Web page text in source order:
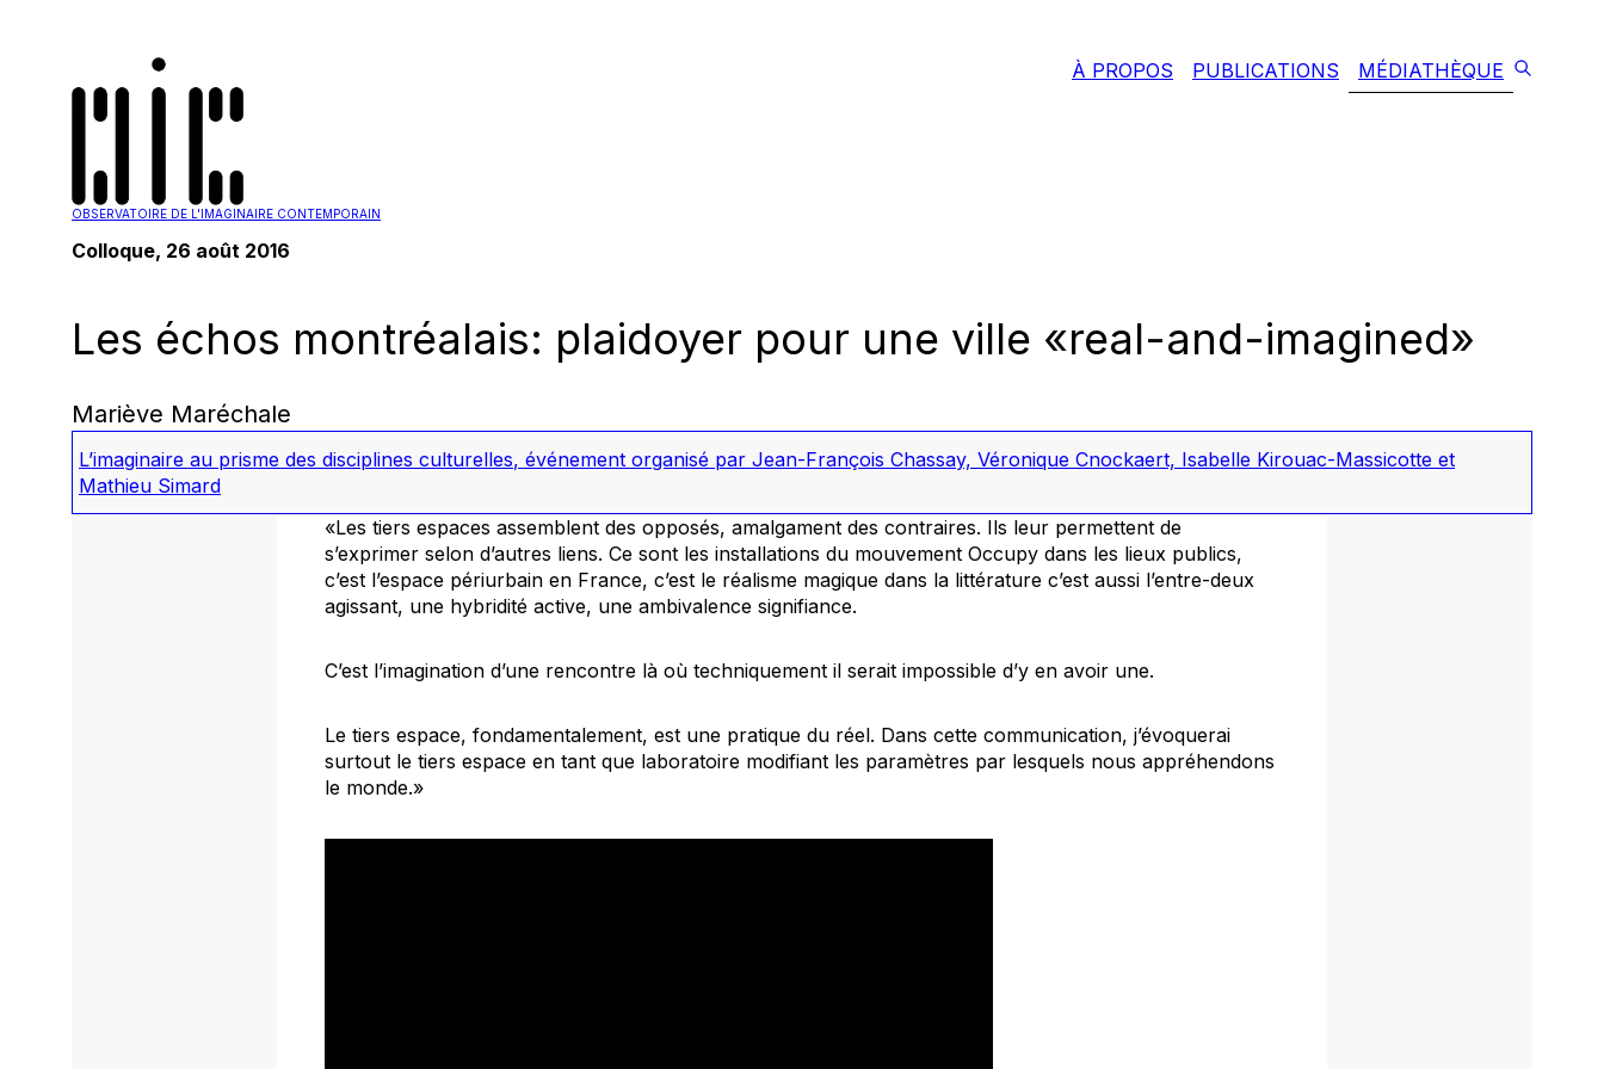
OBSERVATOIRE DE L'IMAGINAIRE CONTEMPORAIN
À PROPOS PUBLICATIONS MÉDIATHÈQUE
Colloque, 26 août 2016
Les échos montréalais: plaidoyer pour une ville «real-and-imagined»
Mariève Maréchale
L’imaginaire au prisme des disciplines culturelles, événement organisé par Jean-François Chassay, Véronique Cnockaert, Isabelle Kirouac-Massicotte et
Mathieu Simard
«Les tiers espaces assemblent des opposés, amalgament des contraires. Ils leur permettent de
s’exprimer selon d’autres liens. Ce sont les installations du mouvement Occupy dans les lieux publics,
c’est l’espace périurbain en France, c’est le réalisme magique dans la littérature c’est aussi l’entre-deux
agissant, une hybridité active, une ambivalence signifiance.
C’est l’imagination d’une rencontre là où techniquement il serait impossible d’y en avoir une.
Le tiers espace, fondamentalement, est une pratique du réel. Dans cette communication, j’évoquerai
surtout le tiers espace en tant que laboratoire modifiant les paramètres par lesquels nous appréhendons
le monde.»